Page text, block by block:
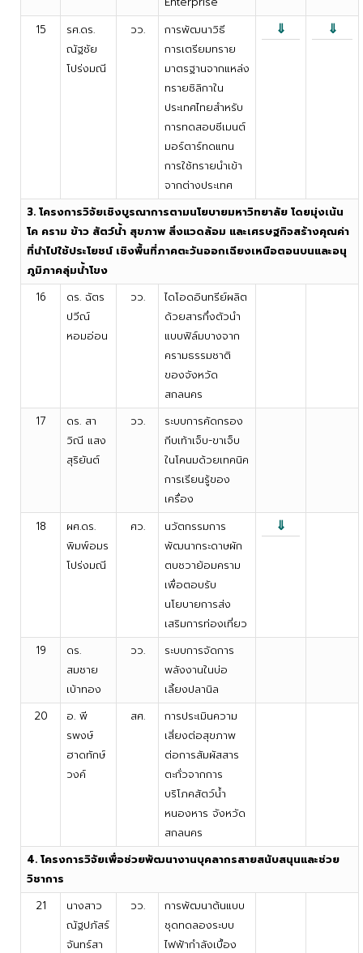
15
รศ.ดร.
ณัฐชัย
โปร่งมณี
วว.
การพัฒนาวิธี
การเตรียมทราย
มาตรฐานจากแหล่ง
ทรายซิลิกาใน
ประเทศไทยสำหรับ
การทดสอบซีเมนต์
มอร์ตาร์ทดแทน
การใช้ทรายนำเข้า
จากต่างประเทศ
⇓ ⇓
3. โครงการวิจัยเชิงบูรณาการตามนโยบายมหาวิทยาลัย โดยมุ่งเน้น
โค คราม ข้าว สัตว์น้ำ สุขภาพ สิ่งแวดล้อม และเศรษฐกิจสร้างคุณค่า
ที่นำไปใช้ประโยชน์ เชิงพื้นที่ภาคตะวันออกเฉียงเหนือตอนบนและอนุ
ภูมิภาคลุ่มน้ำโขง
16
ดร. ฉัตร
ปวีณ์
หอมอ่อน
วว.
ไดโอดอินทรีย์ผลิต
ด้วยสารกึ่งตัวนำ
แบบฟิล์มบางจาก
ครามธรรมชาติ
ของจังหวัด
สกลนคร
17
ดร. สา
วิณี แสง
สุริยันต์
วว.
ระบบการคัดกรอง
กีบเท้าเจ็บ-ขาเจ็บ
ในโคนมด้วยเทคนิค
การเรียนรู้ของ
เครื่อง
18
ผศ.ดร.
พิมพ์อมร
โปร่งมณี
ศว.
นวัตกรรมการ
พัฒนากระดาษผัก
ตบชวาย้อมคราม
เพื่อตอบรับ
นโยบายการส่ง
เสริมการท่องเที่ยว
⇓
19
ดร.
สมชาย
เบ้าทอง
วว.
ระบบการจัดการ
พลังงานในบ่อ
เลี้ยงปลานิล
20
อ. พี
รพงษ์
ฮาดทักษ์
วงค์
สศ.
การประเมินความ
เสี่ยงต่อสุขภาพ
ต่อการสัมผัสสาร
ตะกั่วจากการ
บริโภคสัตว์น้ำ
หนองหาร จังหวัด
สกลนคร
4. โครงการวิจัยเพื่อช่วยพัฒนางานบุคลากรสายสนับสนุนและช่วย
วิชาการ
21
นางสาว
ณัฐปภัสร์
จันทร์สา
วว.
การพัฒนาต้นแบบ
ชุดทดลองระบบ
ไฟฟ้ากำลังเบื้อง